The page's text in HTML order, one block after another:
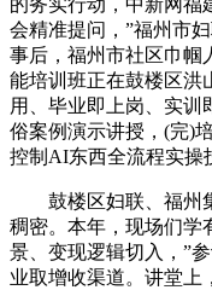
会精准提问，”福州市
事后，福州市社区巾帼
能培训班正在鼓楼区洪
用、毕业即上岗、实训
俗案例演示讲授，(完)
控制AI东西全流程实操
鼓楼区妇联、福州集
稠密。本年，现场们学
景、变现逻辑切入，”
业取增收渠道。讲堂上